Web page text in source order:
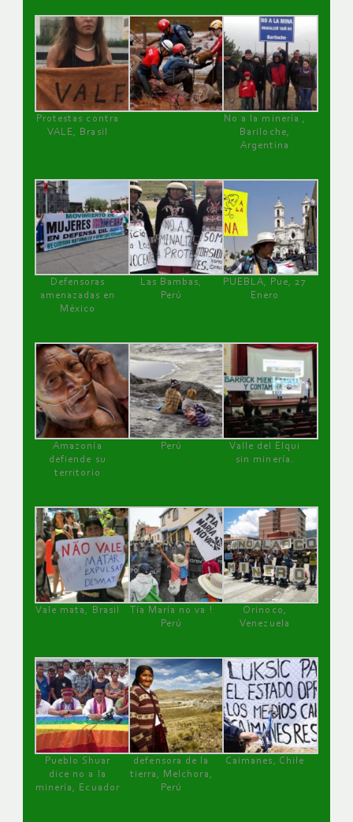
Protestas contra
VALE, Brasil
No a la minería ,
Bariloche,
Argentina
Defensoras
amenazadas en
México
Las Bambas,
Perú
PUEBLA, Pue, 27
Enero
Amazonía
defiende su
territorio
Perú
Valle del Elqui
sin minería.
Vale mata, Brasil
Tía María no va !
Perú
Orinoco,
Venezuela
Pueblo Shuar
dice no a la
minería, Ecuador
defensora de la
tierra, Melchora,
Perú
Caimanes, Chile